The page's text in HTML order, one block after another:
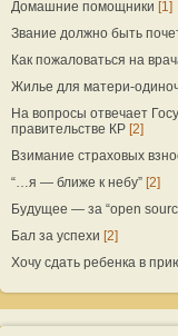
Домашние помощники [1]
Звание должно быть
Как пожаловаться на
Жилье для матери-
На вопросы отвечает
правительстве КР [2]
Взимание страховых
“…я — ближе к небу” [2]
Будущее — за “open
Бал за успехи [2]
Хочу сдать ребенка в